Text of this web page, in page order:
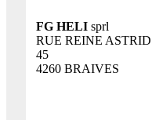
FG HELI sprl
RUE REINE ASTRID
45
4260 BRAIVES